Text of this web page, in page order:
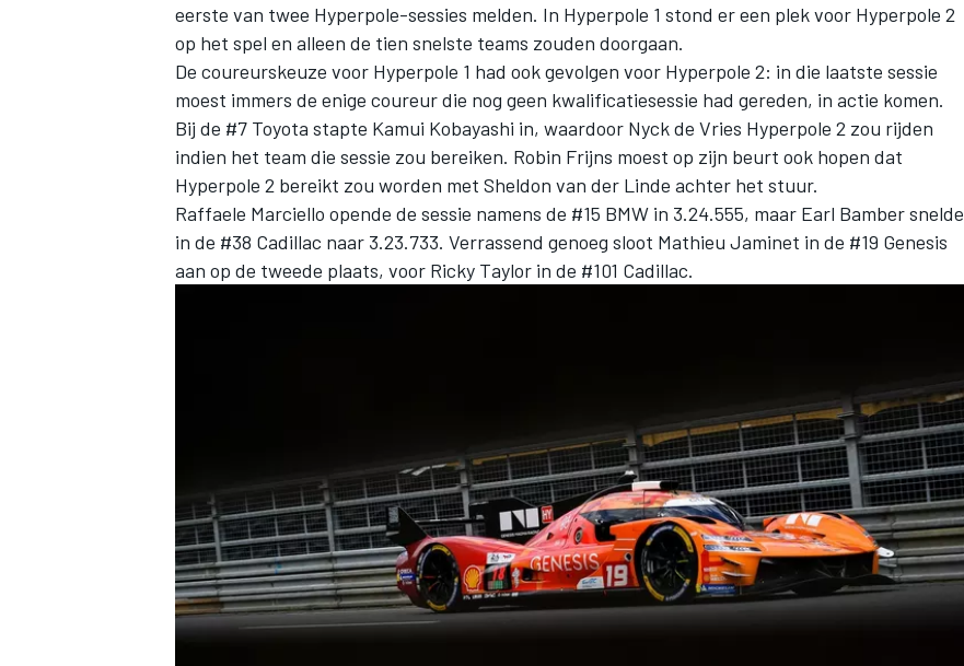
WEC DTM
eerste van twee Hyperpole-sessies melden. In Hyperpole 1 stond er een plek voor Hyperpole 2
op het spel en alleen de tien snelste teams zouden doorgaan.
De coureurskeuze voor Hyperpole 1 had ook gevolgen voor Hyperpole 2: in die laatste sessie
moest immers de enige coureur die nog geen kwalificatiesessie had gereden, in actie komen.
Bij de #7 Toyota stapte Kamui Kobayashi in, waardoor Nyck de Vries Hyperpole 2 zou rijden
indien het team die sessie zou bereiken. Robin Frijns moest op zijn beurt ook hopen dat
Hyperpole 2 bereikt zou worden met Sheldon van der Linde achter het stuur.
Raffaele Marciello opende de sessie namens de #15 BMW in 3.24.555, maar Earl Bambersnelde
in de #38 Cadillac naar 3.23.733. Verrassend genoeg sloot Mathieu Jaminet in de #19 Genesis
aan op de tweede plaats, voor Ricky Taylor in de #101 Cadillac.